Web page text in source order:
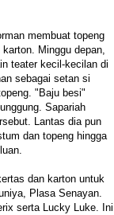
membuat topeng
Minggu depan,
teater kecil-kecilan di
sebagai setan si
"Baju besi"
Sapariah
Lantas dia pun
dan topeng hingga
dan karton untuk
Plasa Senayan.
serta Lucky Luke. Ini